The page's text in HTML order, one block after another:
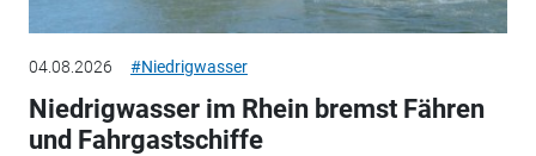
04.08.2026 #Niedrigwasser
Niedrigwasser im Rhein bremst Fähren
und Fahrgastschiffe